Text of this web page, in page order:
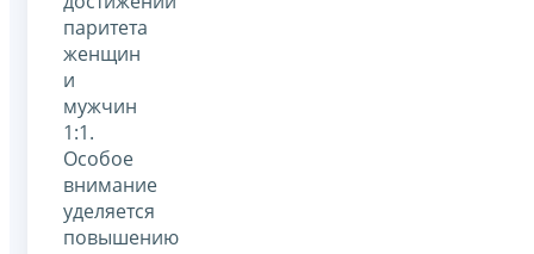
паритета
женщин
и
мужчин
1:1.
Особое
внимание
уделяется
повышению